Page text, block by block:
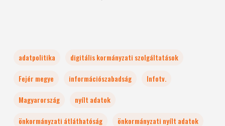
adatpolitika
digitális kormányzati szolgáltatások
Fejér megye
információszabadság
Infotv.
Magyarország
nyílt adatok
önkormányzati átláthatóság
önkormányzati nyílt adatok